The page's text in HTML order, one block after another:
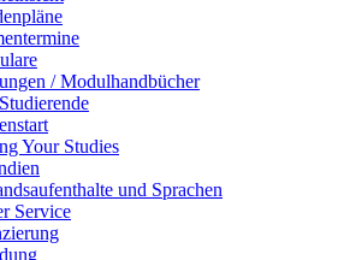
/ Modulhandbücher
Your Studies
und Sprachen
Service